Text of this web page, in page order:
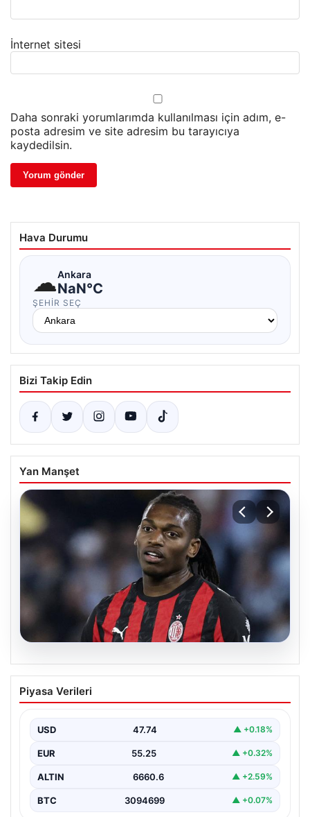
İnternet sitesi
Daha sonraki yorumlarımda kullanılması için adım, e-
posta adresim ve site adresim bu tarayıcıya
kaydedilsin.
Hava Durumu
☁Ankara
NaN°C
ŞEHIR SEÇ
Bizi Takip Edin
Yan Manşet
Antalya’daki yolsuzluk soruşturmasında
iki yeni gözaltı
Piyasa Verileri
USD 47.74 ▲ +0.18%
EUR 55.25 ▲ +0.32%
ALTIN 6660.6 ▲ +2.59%
BTC 3094699 ▲ +0.07%